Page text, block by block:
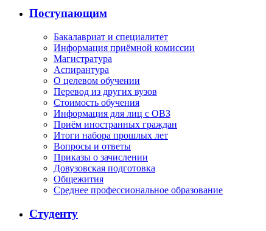
Поступающим
Бакалавриат и специалитет
Информация приёмной комиссии
Магистратура
Аспирантура
О целевом обучении
Перевод из других вузов
Стоимость обучения
Информация для лиц с ОВЗ
Приём иностранных граждан
Итоги набора прошлых лет
Вопросы и ответы
Приказы о зачислении
Довузовская подготовка
Общежития
Среднее профессиональное образование
Студенту